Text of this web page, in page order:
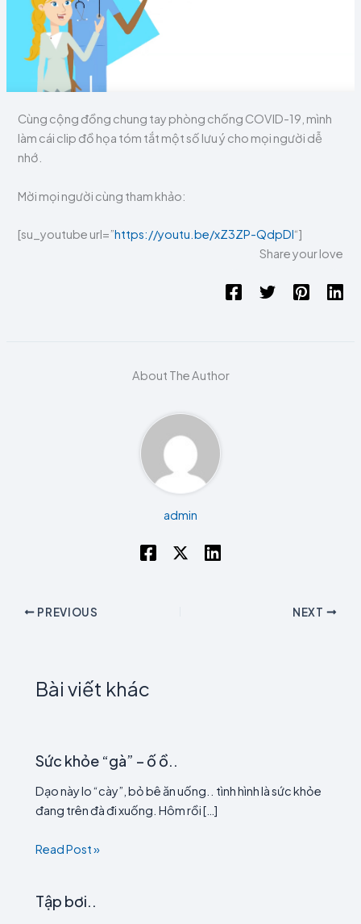
Cùng cộng đồng chung tay phòng chống COVID-19, mình
làm cái clip đồ họa tóm tắt một số lưu ý cho mọi người dễ
nhớ.
Mời mọi người cùng tham khảo:
[su_youtube url=”https://youtu.be/xZ3ZP-QdpDI“]
Share your love
About The Author
admin
PREVIOUS NEXT
Bài viết khác
Sức khỏe “gà” – ố ồ..
Dạo này lo “cày”, bỏ bê ăn uống.. tình hình là sức khỏe
đang trên đà đi xuống. Hôm rồi […]
Read Post »
Tập bơi..